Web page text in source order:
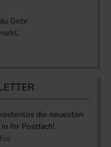
Gebr.
die neuesten
Ihr Postfach!